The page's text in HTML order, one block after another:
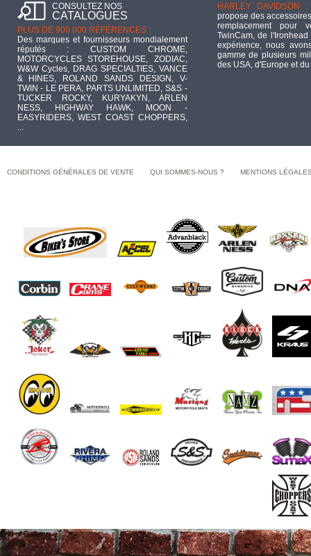
CONSULTEZ NOS
CATALOGUES
PLUS DE 900 000 RÉFÉRENCES :
Des marques et fournisseurs mondialement
réputés : CUSTOM CHROME,
MOTORCYCLES STOREHOUSE, ZODIAC,
W&W Cycles, DRAG SPECIALTIES, VANCE
& HINES, ROLAND SANDS DESIGN, V-
TWIN - LE PERA, PARTS UNLIMITED, S&S -
TUCKER ROCKY, KURYAKYN, ARLEN
NESS, HIGHWAY HAWK, MOON -
EASYRIDERS, WEST COAST CHOPPERS,
HARLEY DAVIDSON :
propose des
remplacement pour
TwinCam, de
expérience, nous
gamme de plusieurs
des USA, d'Europe et
CONDITIONS GÉNÉRALES DE VENTE QUI SOMMES-NOUS ? MENTIONS
End of Gallery